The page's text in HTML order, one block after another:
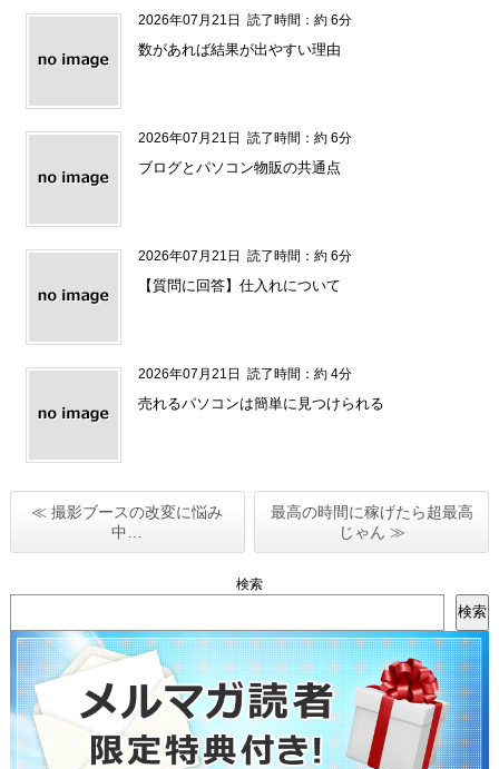
2026年07月21日 読了時間：約 6分
数があれば結果が出やすい理由
2026年07月21日 読了時間：約 6分
ブログとパソコン物販の共通点
2026年07月21日 読了時間：約 6分
【質問に回答】仕入れについて
2026年07月21日 読了時間：約 4分
売れるパソコンは簡単に見つけられる
≪ 撮影ブースの改変に悩み
中…
最高の時間に稼げたら超最高
じゃん ≫
検索
検索